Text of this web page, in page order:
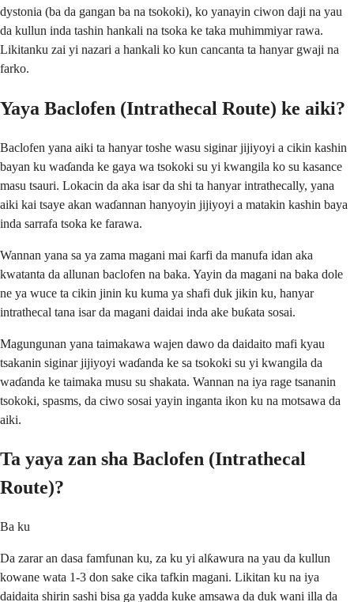
dystonia (ba da gangan ba na tsokoki), ko yanayin ciwon daji na yau
da kullun inda tashin hankali na tsoka ke taka muhimmiyar rawa.
Likitanku zai yi nazari a hankali ko kun cancanta ta hanyar gwaji na
farko.
Yaya Baclofen (Intrathecal Route) ke aiki?
Baclofen yana aiki ta hanyar toshe wasu siginar jijiyoyi a cikin kashin
bayan ku waɗanda ke gaya wa tsokoki su yi kwangila ko su kasance
masu tsauri. Lokacin da aka isar da shi ta hanyar intrathecally, yana
aiki kai tsaye akan waɗannan hanyoyin jijiyoyi a matakin kashin baya
inda sarrafa tsoka ke farawa.
Wannan yana sa ya zama magani mai ƙarfi da manufa idan aka
kwatanta da allunan baclofen na baka. Yayin da magani na baka dole
ne ya wuce ta cikin jinin ku kuma ya shafi duk jikin ku, hanyar
intrathecal tana isar da magani daidai inda ake buƙata sosai.
Magungunan yana taimakawa wajen dawo da daidaito mafi kyau
tsakanin siginar jijiyoyi waɗanda ke sa tsokoki su yi kwangila da
waɗanda ke taimaka musu su shakata. Wannan na iya rage tsananin
tsokoki, spasms, da ciwo sosai yayin inganta ikon ku na motsawa da
aiki.
Ta yaya zan sha Baclofen (Intrathecal
Route)?
Ba ku
Da zarar an dasa famfunan ku, za ku yi alƙawura na yau da kullun
kowane wata 1-3 don sake cika tafkin magani. Likitan ku na iya
daidaita shirin sashi bisa ga yadda kuke amsawa da duk wani illa da